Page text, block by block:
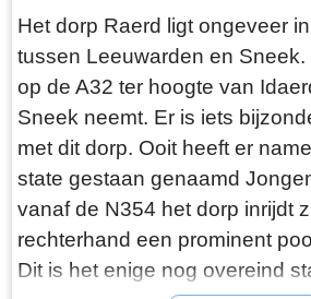
van Laaksum. Eerder was er
bescheiden vloot maar de
Laaksum zijn er al lang
De gebroeders De Vries
en vangen regelmatig bot bij
dat de ze inmiddels aardig op
ieder geval over de zestig. Ik
nog even kunnen volhouden
pensioenleeftijd. Want zodra zij
vangt iedereen bot bij Laaksum.
Het dorp Raerd ligt ongeveer
tussen Leeuwarden en Sneek.
op de A32 ter hoogte van
Sneek neemt. Er is iets
met dit dorp. Ooit heeft er
state gestaan genaamd
vanaf de N354 het dorp inrijdt
rechterhand een prominent
Dit is het enige nog overeind